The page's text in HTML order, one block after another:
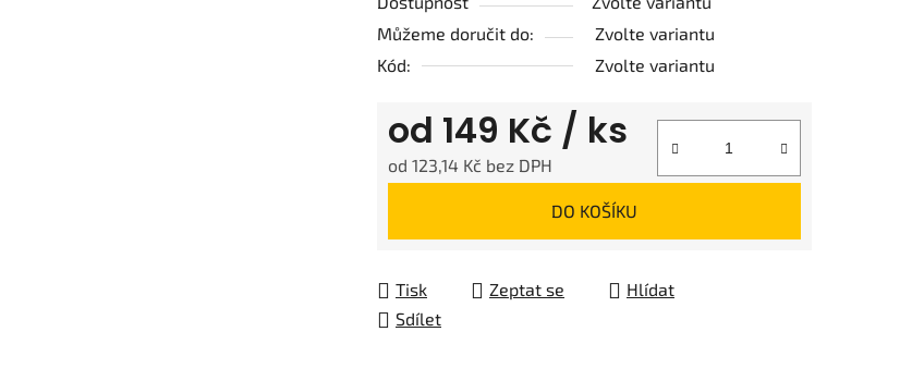
Můžeme doručit do:
Zvolte variantu
Kód:
Zvolte variantu
od 149 Kč / ks
od 123,14 Kč bez DPH
DO KOŠÍKU
Tisk Zeptat se
Hlídat
Sdílet